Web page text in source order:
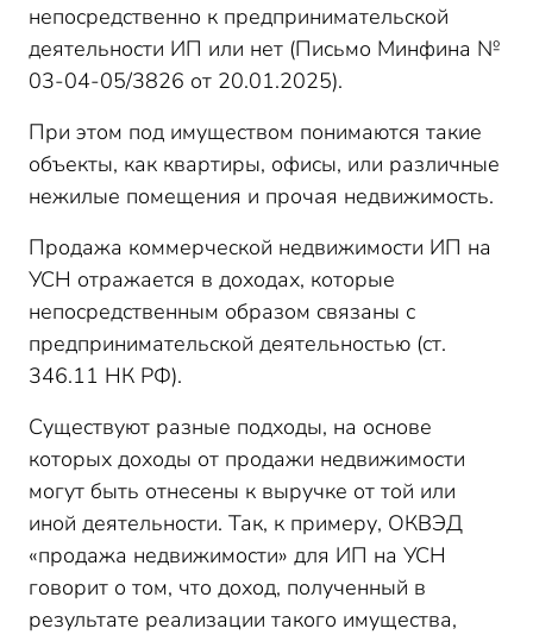
непосредственно к предпринимательской
деятельности ИП или нет (Письмо Минфина №
03-04-05/3826 от 20.01.2025).
При этом под имуществом понимаются такие
объекты, как квартиры, офисы, или различные
нежилые помещения и прочая недвижимость.
Продажа коммерческой недвижимости ИП на
УСН отражается в доходах, которые
непосредственным образом связаны с
предпринимательской деятельностью (ст.
346.11 НК РФ).
Существуют разные подходы, на основе
которых доходы от продажи недвижимости
могут быть отнесены к выручке от той или
иной деятельности. Так, к примеру, ОКВЭД
«продажа недвижимости» для ИП на УСН
говорит о том, что доход, полученный в
результате реализации такого имущества,